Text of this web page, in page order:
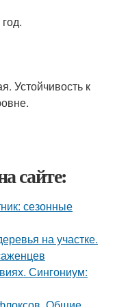
Устойчивость к
сайте:
сезонные
на участке.
Сингониум: